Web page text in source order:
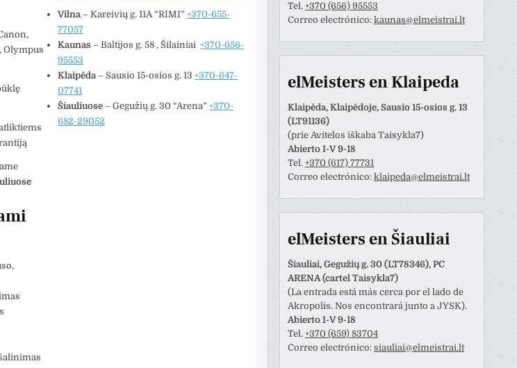
Vytautas Ragaisis
prieš 3 metų
Šis naudotojas paliko tik
įvertinimą.
Anastazija Lukoševičienė
prieš 3 metų
įvertinimą.
prieš 3 metų
greitai bei kokybiškai
atliktas darbas.
Olympus
Vilna – Kareivių g. 11A “RIMI”+370-655-
77057
Kaunas – Baltijos g. 58 , Šilainiai+370-656-
95553
Klaipėda – Sausio 15-osios g. 13+370-647-
07741
Šiauliuose – Gegužių g. 30 “Arena”+370-
682-29052
Tel. +370 (656) 95553
Correo electrónico: kaunas@elmeistrai.lt
elMeisters en Klaipeda
Klaipėda, Klaipėdoje, Sausio 15-osios g. 13
(LT91136)
(prie Avitelos iškaba Taisykla7)
Abierto I-V 9-18
Tel. +370 (617) 77731
Correo electrónico: klaipeda@elmeistrai.lt
elMeisters en Šiauliai
Šiauliai, Gegužių g. 30 (LT78346), PC
ARENA (cartel Taisykla7)
(La entrada está más cerca por el lado de
Akropolis. Nos encontrará junto a JYSK).
Abierto I-V 9-18
Tel. +370 (659) 83704
Correo electrónico: siauliai@elmeistrai.lt